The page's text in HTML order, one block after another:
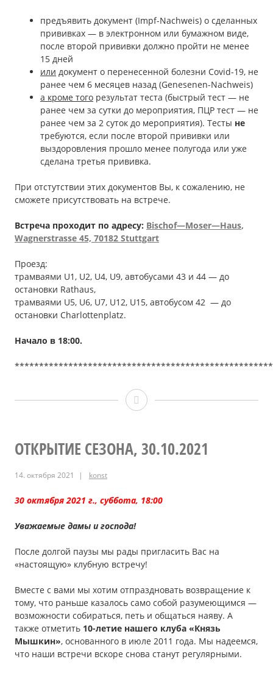
предъявить документ (Impf-Nachweis) о сделанных
прививках — в электронном или бумажном виде,
после второй прививки должно пройти не менее
15 дней
или документ о перенесенной болезни Covid-19, не
ранее чем 6 месяцев назад (Genesenen-Nachweis)
а кроме того результат теста (быстрый тест — не
ранее чем за сутки до мероприятия, ПЦР тест — не
ранее чем за 2 суток до мероприятия). Тесты не
требуются, если после второй прививки или
выздоровления прошло менее полугода или уже
сделана третья прививка.
При отстутствии этих документов Вы, к сожалению, не
сможете присутствовать на встрече.
Встреча проходит по адресу: Bischof—Moser—Haus,
Wagnerstrasse 45, 70182 Stuttgart
Проезд:
трамваями U1, U2, U4, U9, автобусами 43 и 44 — до
остановки Rathaus,
трамваями U5, U6, U7, U12, U15, автобусом 42 — до
остановки Сharlottenplatz.
Начало в 18:00.
Виктор
18.12.2021
ОТКРЫТИЕ СЕЗОНА, 30.10.2021
14. октября 2021 konst
30 октября 2021 г., суббота, 18:00
Уважаемые дамы и господа!
После долгой паузы мы рады пригласить Вас на
«настоящую» клубную встречу!
Вместе с вами мы хотим отпраздновать возвращение к
тому, что раньше казалось само собой разумеющимся —
возможности собираться, петь и общаться наяву. А
также отметить 10-летие нашего клуба «Князь
Мышкин», основанного в июле 2011 года. Мы надеемся,
что наши встречи вскоре снова станут регулярными.